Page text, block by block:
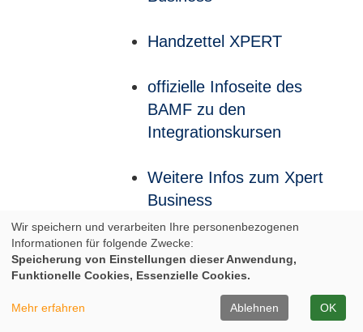
Handzettel XPERT
offizielle Infoseite des
BAMF zu den
Integrationskursen
Weitere Infos zum Xpert
Business
Weitere Infos zum Xpert
Business
Infos zum Europäischen
Wir speichern und verarbeiten Ihre personenbezogenen
Informationen für folgende Zwecke:
Speicherung von Einstellungen dieser Anwendung,
Funktionelle Cookies, Essenzielle Cookies.
Mehr erfahren Ablehnen OK